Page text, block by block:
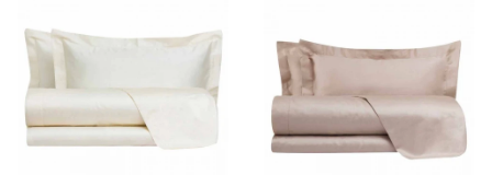
pubblicità e social media, i quali potrebbero combinarle
con altre informazioni che ha fornito loro o che hanno
raccolto dal suo utilizzo dei loro servizi.